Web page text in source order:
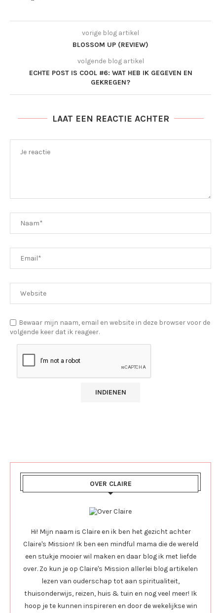
vorige blog artikel
BLOSSOM UP (REVIEW)
volgende blog artikel
ECHTE POST IS COOL #6: WAT HEB IK GEGEVEN EN
GEKREGEN?
LAAT EEN REACTIE ACHTER
Bewaar mijn naam, email en website in deze browser voor de
volgende keer dat ik reageer.
OVER CLAIRE
Hi! Mijn naam is Claire en ik ben het gezicht achter
Claire's Mission! Ik ben een mindful mama die de wereld
een stukje mooier wil maken en daar blog ik met liefde
over. Zo kun je op Claire's Mission allerlei blog artikelen
lezen van ouderschap tot aan spiritualiteit,
thuisonderwijs, reizen, huis & tuin en nog veel meer! Ik
hoop je te kunnen inspireren en door de wekelijkse win